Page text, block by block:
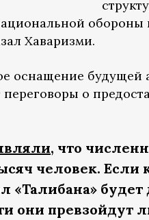
Хаваризми.
оснащение
переговоры о
, что
человек. Если
«Талибана» будет
они